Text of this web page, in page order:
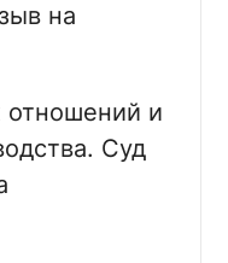
на
отношений и
Суд